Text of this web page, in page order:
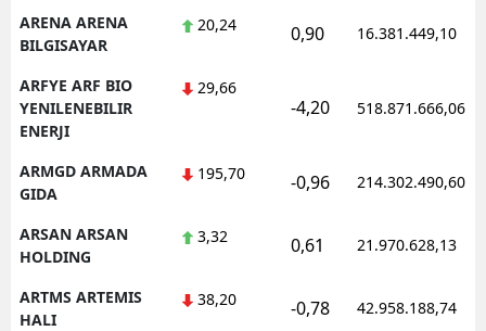
ARENA ARENA
BILGISAYAR
20,24 0,90 16.381.449,10
ARFYE ARF BIO
YENILENEBILIR
ENERJI
29,66
-4,20 518.871.666,06
ARMGD ARMADA
GIDA
195,70 -0,96 214.302.490,60
ARSAN ARSAN
HOLDING
3,32 0,61 21.970.628,13
ARTMS ARTEMIS
HALI
38,20 -0,78 42.958.188,74